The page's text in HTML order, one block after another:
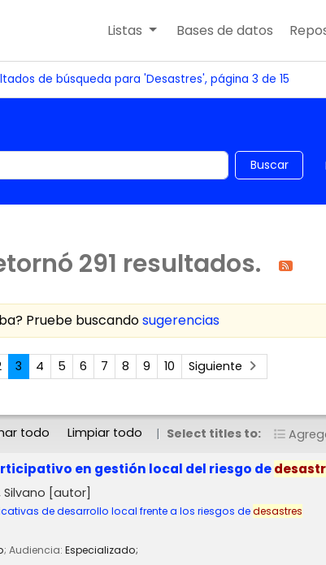
Listas Bases de datos
de búsqueda para 'Desastres', página 3 de 15
por palabra clave Buscar
291 resultados.
Pruebe buscandosugerencias
3 4 5 6 7 8 9 10
Siguiente
todo Limpiar todo Select titles to:
en gestión local del riesgo de
[autor]
de desarrollo local frente a los riesgos dedesastres
; Audiencia: Especializado;